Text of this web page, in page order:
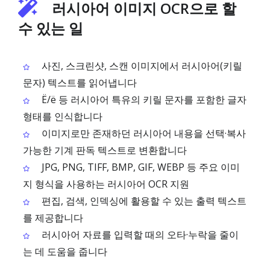
러시아어 이미지 OCR으로 할
수 있는 일
사진, 스크린샷, 스캔 이미지에서 러시아어(키릴
문자) 텍스트를 읽어냅니다
Ё/ё 등 러시아어 특유의 키릴 문자를 포함한 글자
형태를 인식합니다
이미지로만 존재하던 러시아어 내용을 선택·복사
가능한 기계 판독 텍스트로 변환합니다
JPG, PNG, TIFF, BMP, GIF, WEBP 등 주요 이미
지 형식을 사용하는 러시아어 OCR 지원
편집, 검색, 인덱싱에 활용할 수 있는 출력 텍스트
를 제공합니다
러시아어 자료를 입력할 때의 오타·누락을 줄이
는 데 도움을 줍니다